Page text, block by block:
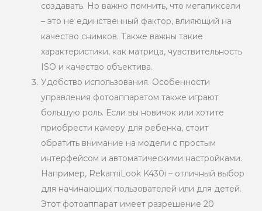
создавать. Но важно помнить, что мегапиксели
– это не единственный фактор, влияющий на
качество снимков. Также важны такие
характеристики, как матрица, чувствительность
ISO и качество объектива.
Удобство использования. Особенности
управления фотоаппаратом также играют
большую роль. Если вы новичок или хотите
приобрести камеру для ребенка, стоит
обратить внимание на модели с простым
интерфейсом и автоматическими настройками.
Например, RekamiLook K430i – отличный выбор
для начинающих пользователей или для детей.
Этот фотоаппарат имеет разрешение 20